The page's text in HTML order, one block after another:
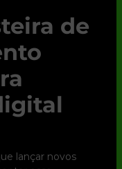
de
lançar novos